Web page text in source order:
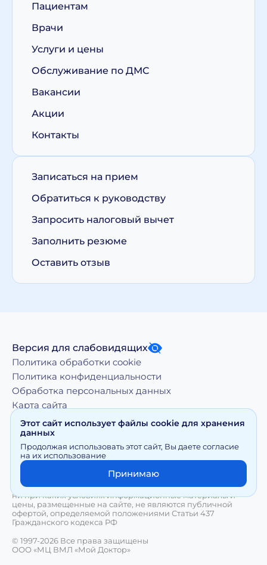
Пациентам
Врачи
Услуги и цены
Обслуживание по ДМС
Вакансии
Акции
Контакты
Записаться на прием
Обратиться к руководству
Запросить налоговый вычет
Заполнить резюме
Оставить отзыв
Версия для слабовидящих
Политика обработки cookie
Политика конфиденциальности
Обработка персональных данных
Карта сайта
использование материалов, размещенных на moy-
doktor.org возможно только с письменного разрешения
Правообладателя
Сайт носит исключительно информационный характер и
ни при каких условиях информационные материалы и
цены, размещенные на сайте, не являются публичной
офертой, определяемой положениями Статьи 437
Гражданского кодекса РФ
© 1997-2026 Все права защищены
ООО «МЦ ВМЛ «Мой Доктор»
Этот сайт использует файлы cookie для хранения
данных
Продолжая использовать этот сайт, Вы даете согласие
на их использование
Принимаю